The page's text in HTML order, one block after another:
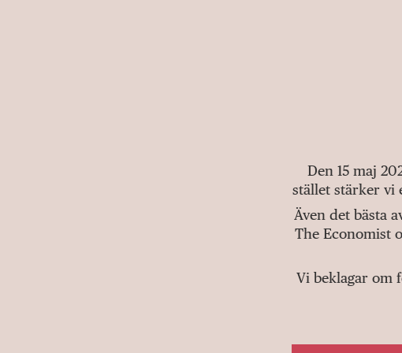
Den 15 maj
stället stärker vi
Även det bästa
The Economist
Vi beklagar om